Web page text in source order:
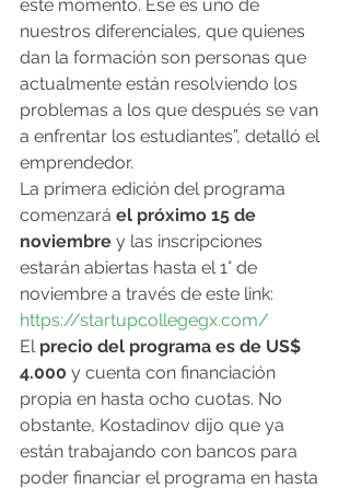
este momento. Ese es uno de
nuestros diferenciales, que quienes
dan la formación son personas que
actualmente están resolviendo los
problemas a los que después se van
a enfrentar los estudiantes”, detalló el
emprendedor.
La primera edición del programa
comenzará el próximo 15 de
noviembre y las inscripciones
estarán abiertas hasta el 1° de
noviembre a través de este link:
https://startupcollegegx.com/
El precio del programa es de US$
4.000 y cuenta con financiación
propia en hasta ocho cuotas. No
obstante, Kostadinov dijo que ya
están trabajando con bancos para
poder financiar el programa en hasta